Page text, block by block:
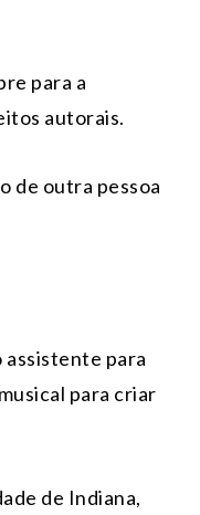
para a
autorais.
de outra pessoa
assistente para
para criar
de Indiana,